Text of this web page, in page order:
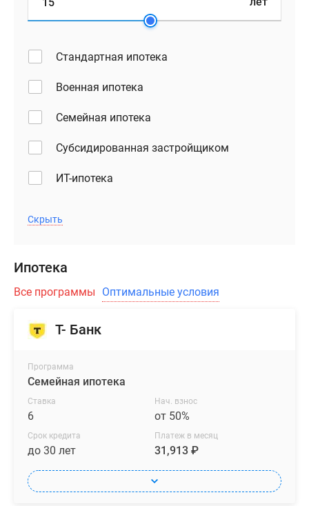
Стандартная ипотека
Военная ипотека
Семейная ипотека
Субсидированная застройщиком
ИТ-ипотека
Скрыть
Ипотека
Все программы Оптимальные условия
Т- Банк
Программа
Семейная ипотека
Ставка
6
Нач. взнос
от 50%
Срок кредита
до 30 лет
Платеж в месяц
31,913 ₽